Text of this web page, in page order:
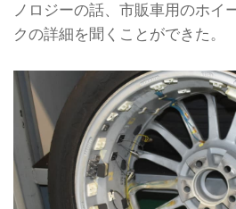
ノロジーの話、市販車用のホイ
クの詳細を聞くことができた。